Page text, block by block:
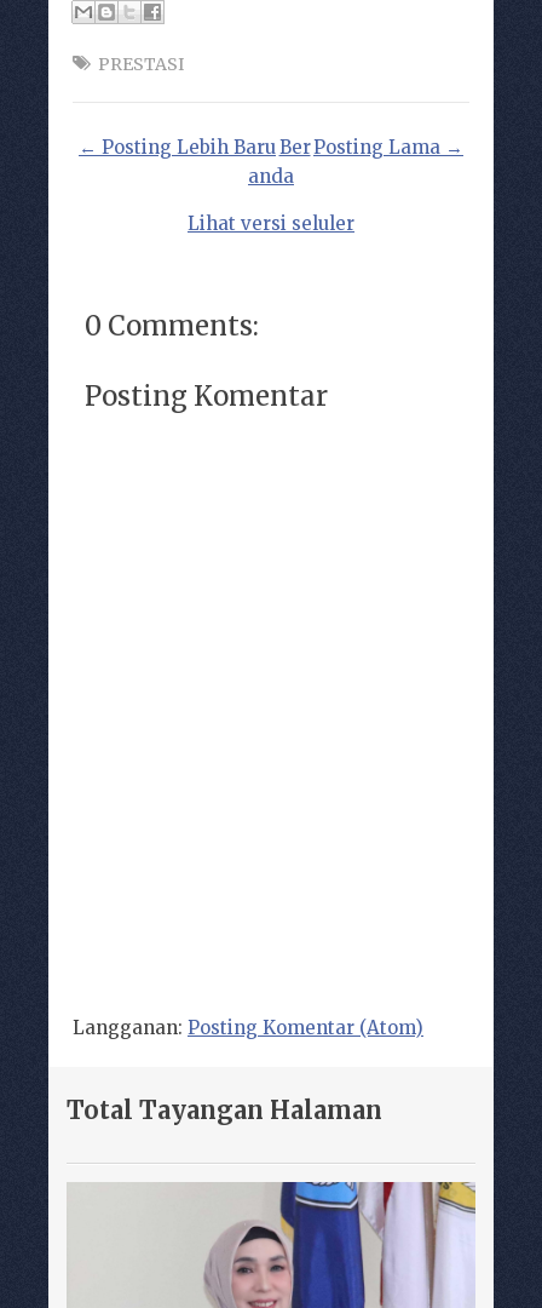
PRESTASI
← Posting Lebih Baru Posting Lama →
Ber
anda
Lihat versi seluler
0 Comments:
Posting Komentar
Langganan: Posting Komentar (Atom)
Total Tayangan Halaman